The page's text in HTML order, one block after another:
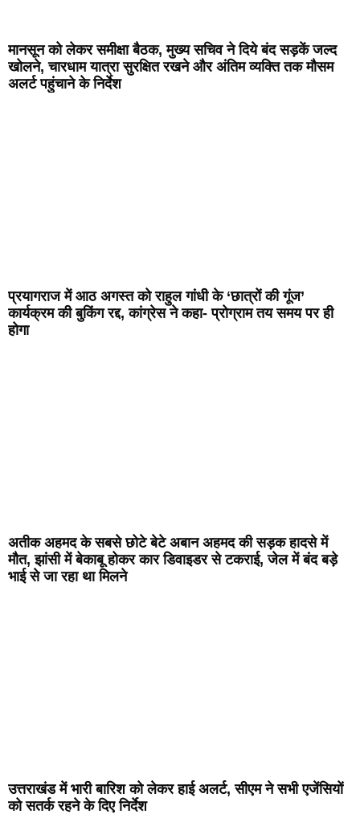
मानसून को लेकर समीक्षा बैठक, मुख्य सचिव ने दिये बंद सड़कें जल्द
खोलने, चारधाम यात्रा सुरक्षित रखने और अंतिम व्यक्ति तक मौसम
अलर्ट पहुंचाने के निर्देश
प्रयागराज में आठ अगस्त को राहुल गांधी के ‘छात्रों की गूंज’
कार्यक्रम की बुकिंग रद्द, कांग्रेस ने कहा- प्रोग्राम तय समय पर ही
होगा
अतीक अहमद के सबसे छोटे बेटे अबान अहमद की सड़क हादसे में
मौत, झांसी में बेकाबू होकर कार डिवाइडर से टकराई, जेल में बंद बड़े
भाई से जा रहा था मिलने
उत्तराखंड में भारी बारिश को लेकर हाई अलर्ट, सीएम ने सभी एजेंसियों
को सतर्क रहने के दिए निर्देश